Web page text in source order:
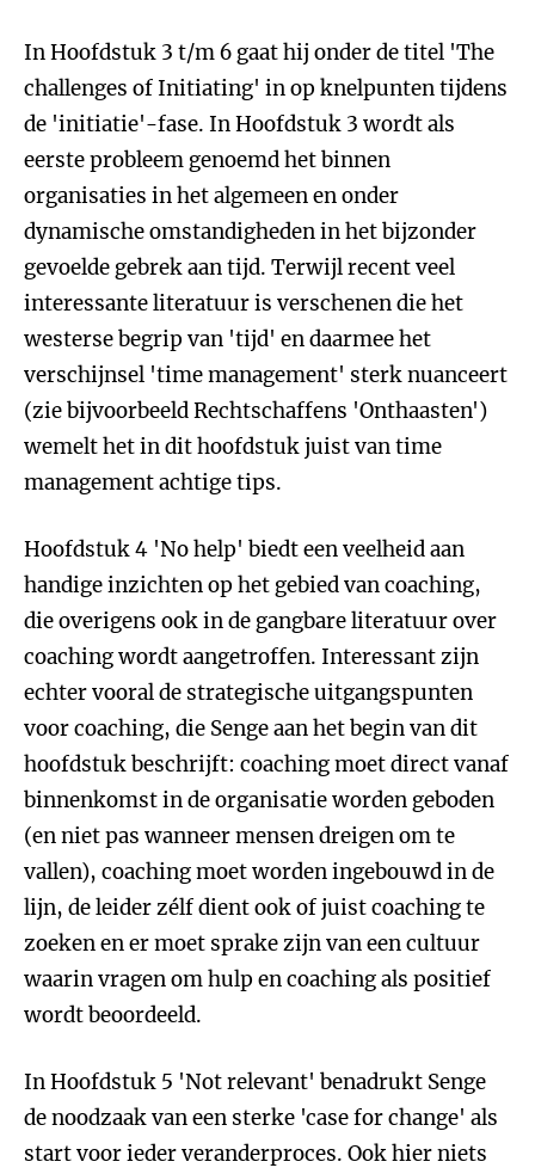
In Hoofdstuk 3 t/m 6 gaat hij onder de titel 'The
challenges of Initiating' in op knelpunten tijdens
de 'initiatie'-fase. In Hoofdstuk 3 wordt als
eerste probleem genoemd het binnen
organisaties in het algemeen en onder
dynamische omstandigheden in het bijzonder
gevoelde gebrek aan tijd. Terwijl recent veel
interessante literatuur is verschenen die het
westerse begrip van 'tijd' en daarmee het
verschijnsel 'time management' sterk nuanceert
(zie bijvoorbeeld Rechtschaffens 'Onthaasten')
wemelt het in dit hoofdstuk juist van time
management achtige tips.
Hoofdstuk 4 'No help' biedt een veelheid aan
handige inzichten op het gebied van coaching,
die overigens ook in de gangbare literatuur over
coaching wordt aangetroffen. Interessant zijn
echter vooral de strategische uitgangspunten
voor coaching, die Senge aan het begin van dit
hoofdstuk beschrijft: coaching moet direct vanaf
binnenkomst in de organisatie worden geboden
(en niet pas wanneer mensen dreigen om te
vallen), coaching moet worden ingebouwd in de
lijn, de leider zélf dient ook of juist coaching te
zoeken en er moet sprake zijn van een cultuur
waarin vragen om hulp en coaching als positief
wordt beoordeeld.
In Hoofdstuk 5 'Not relevant' benadrukt Senge
de noodzaak van een sterke 'case for change' als
start voor ieder veranderproces. Ook hier niets